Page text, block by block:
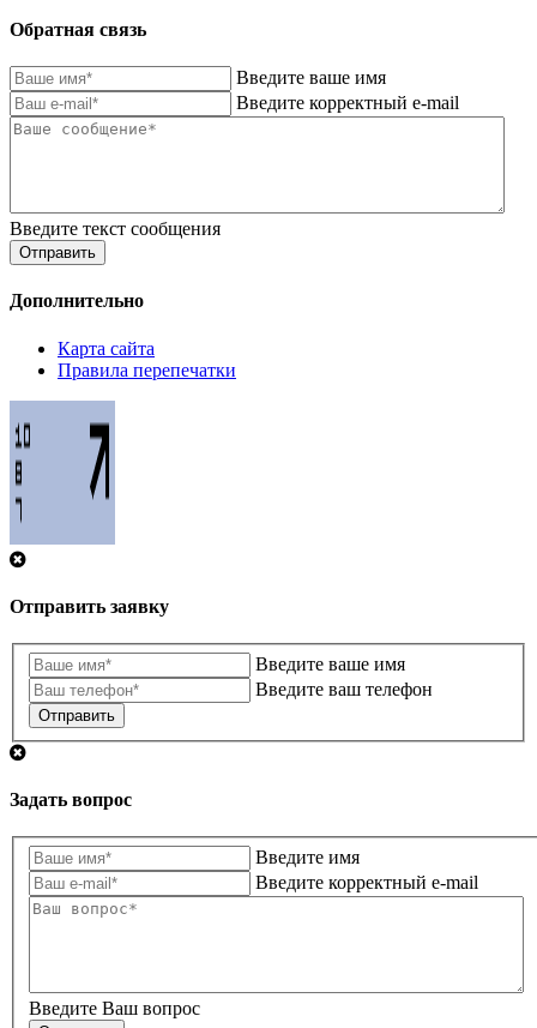
Обратная связь
Введите ваше имя
Введите корректный e-mail
Введите текст сообщения
Отправить
Дополнительно
Карта сайта
Правила перепечатки
Отправить заявку
Введите ваше имя
Введите ваш телефон
Отправить
Задать вопрос
Введите имя
Введите корректный e-mail
Введите Ваш вопрос